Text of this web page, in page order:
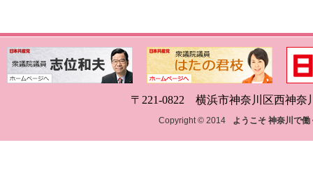
〒221-0822 横浜市神奈川区西神奈
Copyright © 2014 ようこそ 神奈川で